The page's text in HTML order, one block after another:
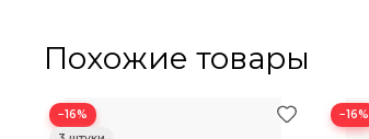
Похожие товары
−16% −16%